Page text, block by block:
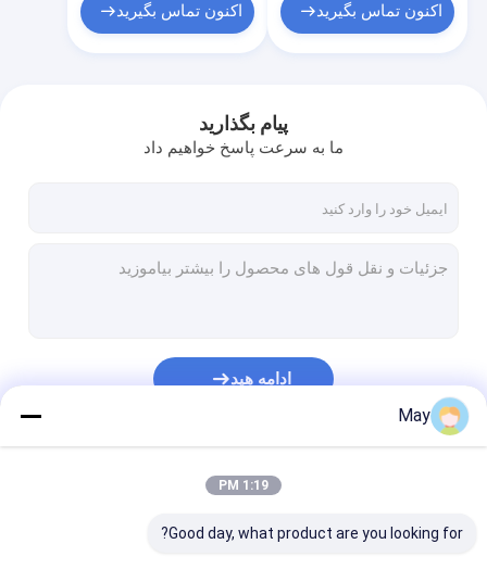
اکنون تماس بگیرید اکنون تماس بگیرید
پیام بگذارید
ما به سرعت پاسخ خواهیم داد
ادامه هید
May
1:19 PM
Good day, what product are you looking for?